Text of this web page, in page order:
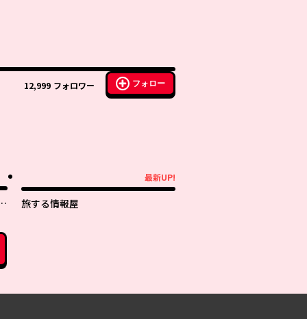
12,999 フォロワー フォロー
最新UP!
旅する情報屋